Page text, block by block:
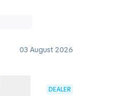
03 August 2026
DEALER